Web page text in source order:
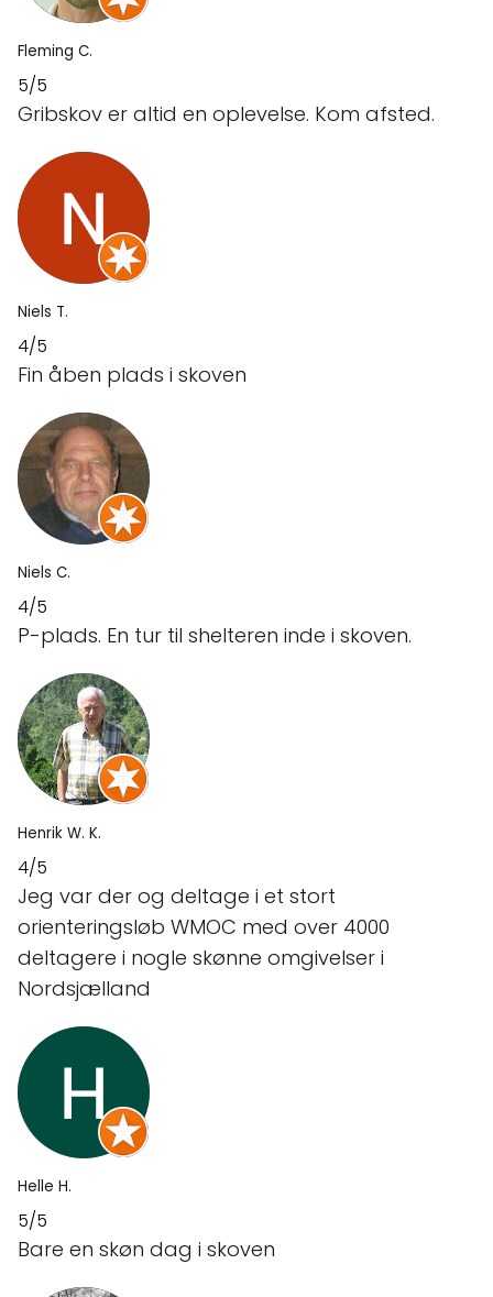
Fleming C.
5/5
Gribskov er altid en oplevelse. Kom afsted.
Niels T.
4/5
Fin åben plads i skoven
Niels C.
4/5
P-plads. En tur til shelteren inde i skoven.
Henrik W. K.
4/5
Jeg var der og deltage i et stort
orienteringsløb WMOC med over 4000
deltagere i nogle skønne omgivelser i
Nordsjælland
Helle H.
5/5
Bare en skøn dag i skoven